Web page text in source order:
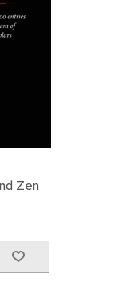
Zen